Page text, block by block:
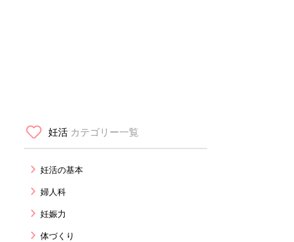
妊活 カテゴリー一覧
妊活の基本
婦人科
妊娠力
体づくり